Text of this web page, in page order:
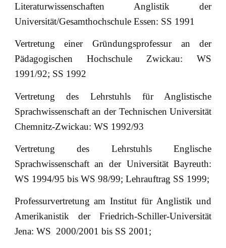
Literaturwissenschaften Anglistik der
Universität/Gesamthochschule Essen: SS 1991
Vertretung einer Gründungsprofessur an der
Pädagogischen Hochschule Zwickau: WS
1991/92; SS 1992
Vertretung des Lehrstuhls für Anglistische
Sprachwissenschaft an der Technischen Universität
Chemnitz-Zwickau: WS 1992/93
Vertretung des Lehrstuhls Englische
Sprachwissenschaft an der Universität Bayreuth:
WS 1994/95 bis WS 98/99; Lehrauftrag SS 1999;
Professurvertretung am Institut für Anglistik und
Amerikanistik der Friedrich-Schiller-Universität
Jena: WS 2000/2001 bis SS 2001;